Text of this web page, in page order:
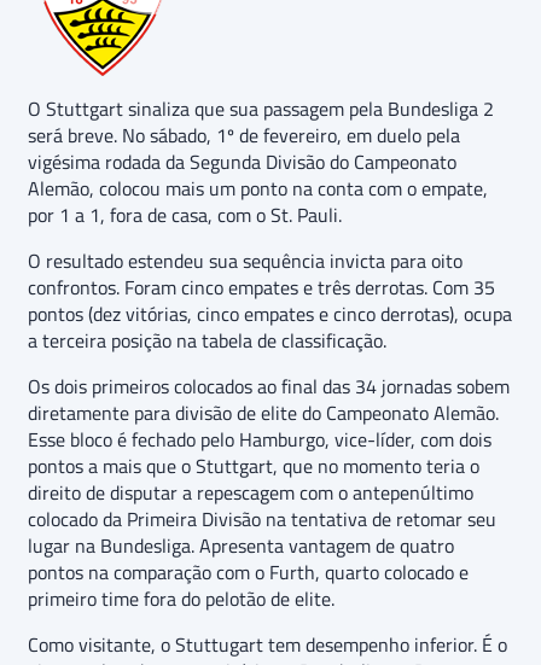
O Stuttgart sinaliza que sua passagem pela Bundesliga 2
será breve. No sábado, 1º de fevereiro, em duelo pela
vigésima rodada da Segunda Divisão do Campeonato
Alemão, colocou mais um ponto na conta com o empate,
por 1 a 1, fora de casa, com o St. Pauli.
O resultado estendeu sua sequência invicta para oito
confrontos. Foram cinco empates e três derrotas. Com 35
pontos (dez vitórias, cinco empates e cinco derrotas), ocupa
a terceira posição na tabela de classificação.
Os dois primeiros colocados ao final das 34 jornadas sobem
diretamente para divisão de elite do Campeonato Alemão.
Esse bloco é fechado pelo Hamburgo, vice-líder, com dois
pontos a mais que o Stuttgart, que no momento teria o
direito de disputar a repescagem com o antepenúltimo
colocado da Primeira Divisão na tentativa de retomar seu
lugar na Bundesliga. Apresenta vantagem de quatro
pontos na comparação com o Furth, quarto colocado e
primeiro time fora do pelotão de elite.
Como visitante, o Stuttugart tem desempenho inferior. É o